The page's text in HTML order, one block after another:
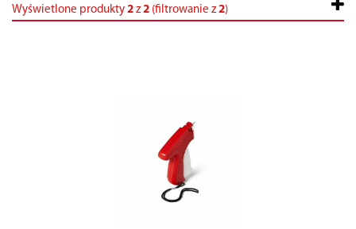
Wyświetlone produkty 2 z2 (filtrowanie z2)